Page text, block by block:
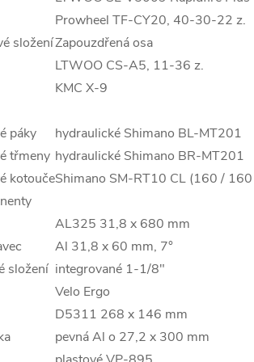
Prowheel TF-CY20, 40-30-22 z.
složeníZapouzdřená osa
LTWOO CS-A5, 11-36 z.
KMC X-9
páky
hydraulické Shimano BL-MT201
třmeny hydraulické Shimano BR-MT201
kotoučeShimano SM-RT10 CL (160 /
AL325 31,8 x 680 mm
Al 31,8 x 60 mm, 7°
složení integrované 1-1/8"
Velo Ergo
D5311 268 x 146 mm
pevná Al o 27,2 x 300 mm